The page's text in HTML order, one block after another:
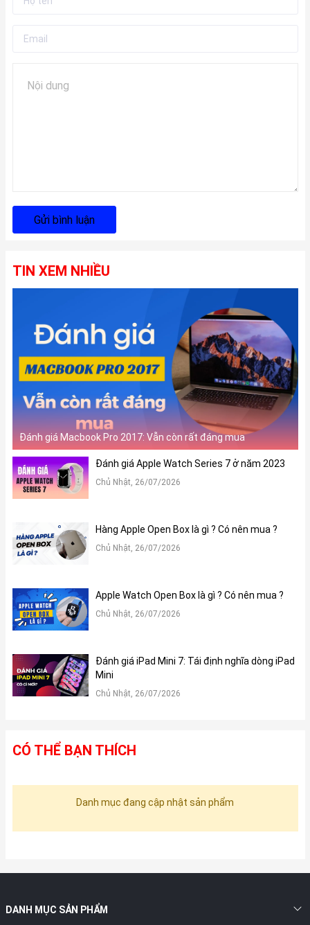
Gửi bình luận
TIN XEM NHIỀU
Đánh giá Macbook Pro 2017: Vẫn còn rất đáng mua
Đánh giá Apple Watch Series 7 ở năm 2023
Chủ Nhật, 26/07/2026
Hàng Apple Open Box là gì ? Có nên mua ?
Chủ Nhật, 26/07/2026
Apple Watch Open Box là gì ? Có nên mua ?
Chủ Nhật, 26/07/2026
Đánh giá iPad Mini 7: Tái định nghĩa dòng iPad
Mini
Chủ Nhật, 26/07/2026
CÓ THỂ BẠN THÍCH
Danh mục đang cập nhật sản phẩm
DANH MỤC SẢN PHẨM